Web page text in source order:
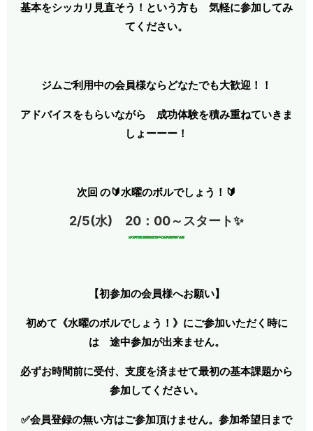
基本をシッカリ見直そう！という方も 気軽に参加してみ
てください。
ジムご利用中の会員様ならどなたでも大歓迎！！
アドバイスをもらいながら 成功体験を積み重ねていきま
しょーーー！
次回 の🔰水曜のボルでしょう！🔰
2/5(水) 20：00～スタート✨
【初参加の会員様へお願い】
初めて《水曜のボルでしょう！》にご参加いただく時に
は 途中参加が出来ません。
必ずお時間前に受付、支度を済ませて最初の基本課題から
参加してください。
✅会員登録の無い方はご参加頂けません。参加希望日まで